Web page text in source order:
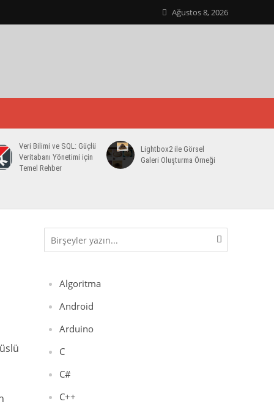
Ağustos 8, 2026
Veri Bilimi ve SQL: Güçlü
Veritabanı Yönetimi için
Temel Rehber
Lightbox2 ile Görsel
Galeri Oluşturma Örneği
Algoritma
Android
Arduino
C
C#
C++